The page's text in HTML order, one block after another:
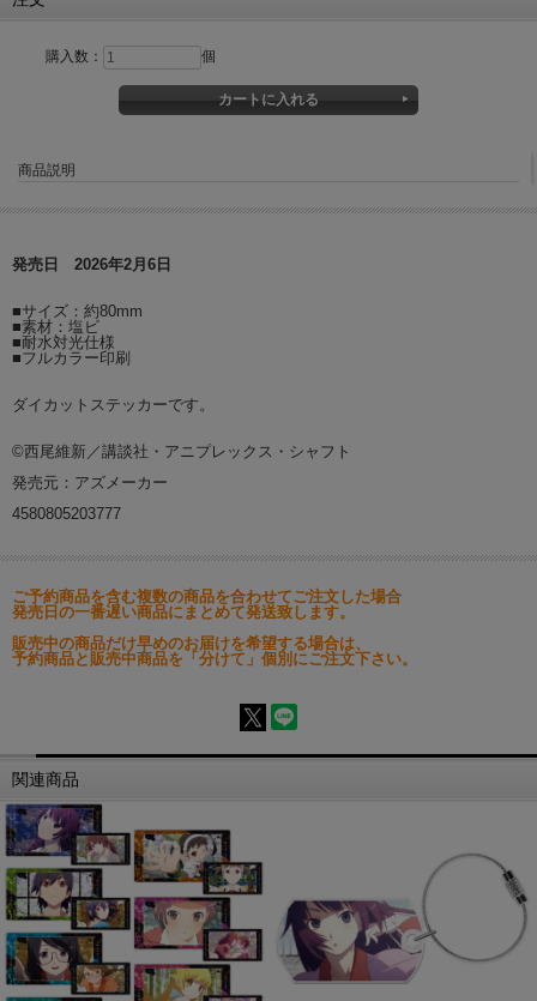
購入数： 個
商品説明
発売日 2026年2月6日
■サイズ：約80mm
■素材：塩ビ
■耐水対光仕様
■フルカラー印刷
ダイカットステッカーです。
©西尾維新／講談社・アニプレックス・シャフト
発売元：アズメーカー
4580805203777
ご予約商品を含む複数の商品を合わせてご注文した場合
発売日の一番遅い商品にまとめて発送致します。
販売中の商品だけ早めのお届けを希望する場合は、
予約商品と販売中商品を「分けて」個別にご注文下さい。
関連商品